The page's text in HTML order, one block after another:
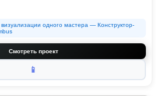
одного мастера — Конструктор-
Смотреть проект
📱